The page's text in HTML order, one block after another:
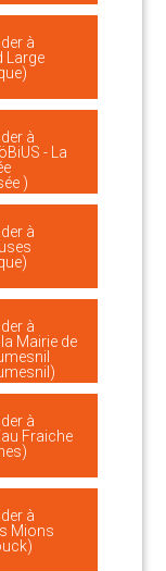
à
Large
à
- La
)
à
à
Mairie de
à
Fraiche
à
Mions